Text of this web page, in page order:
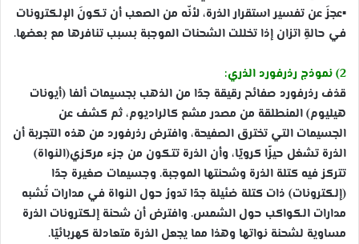
▪عجزَ عن تفسير استقرار الذرة، لأنّه من الصعب أن تكونَ الإلكترونات
في حالةِ اتزان إذا تخللت الشحنات الموجبة بسبب تنافرها مع بعضها.
2) نموذج رذرفورد الذري:
قذف رذرفورد صفائح رقيقة جدًا من الذهب بجسيمات ألفا (أيونات
هيليوم) المنطلقة من مصدر مشع كالراديوم، ثم كشف عن
الجسيمات التي تخترق الصفيحة، وافترض رذرفورد من هذه التجربة أن
الذرة تشغل حيزًا كرويًا، وأن الذرة تتكون من جزء مركزي(النواة)
تتركز فيه كتلة الذرة وشحنتها الموجبة. وجسيمات صغيرة جدًا
(إلكترونات) ذات كتلة ضئيلة جدًا تدورُ حول النواة في مدارات تُشبه
مدارات الكواكب حول الشمس. وافترض أن شحنة إلكترونات الذرة
مساوية لشحنة نواتها وهذا مما يجعل الذرة متعادلة كهربائيًا.